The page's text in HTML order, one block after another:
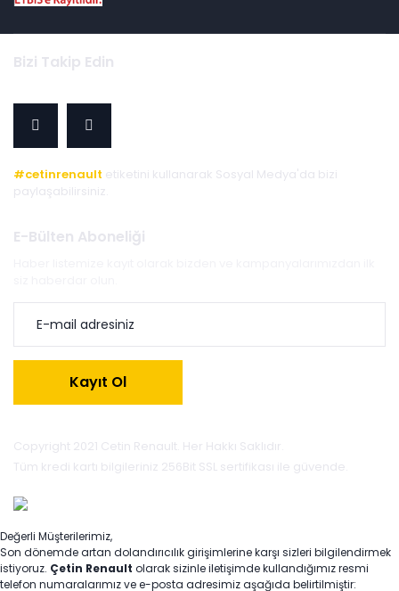
Bizi Takip Edin
#cetinrenault etiketini kullanarak Sosyal Medya'da bizi
paylaşabilirsiniz.
E-Bülten Aboneliği
Kayıt Ol
Copyright 2021 Cetin Renault. Her Hakkı Saklıdır.
Tüm kredi kartı bilgileriniz 256Bit SSL sertifikası ile güvende.
Değerli Müşterilerimiz,
Son dönemde artan dolandırıcılık girişimlerine karşı sizleri bilgilendirmek
istiyoruz. Çetin Renault olarak sizinle iletişimde kullandığımız resmi
telefon numaralarımız ve e-posta adresimiz aşağıda belirtilmiştir: